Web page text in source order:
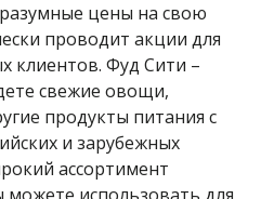
цены на свою
проводит акции для
клиентов. Фуд Сити –
свежие овощи,
продукты питания с
и зарубежных
ассортимент